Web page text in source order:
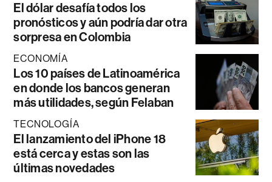
El dólar desafía todos los
pronósticos y aún podría dar otra
sorpresa en Colombia
ECONOMÍA
Los 10 países de Latinoamérica
en donde los bancos generan
más utilidades, según Felaban
TECNOLOGÍA
El lanzamiento del iPhone 18
está cerca y estas son las
últimas novedades